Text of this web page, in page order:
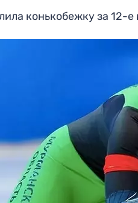
конькобежку за 12-